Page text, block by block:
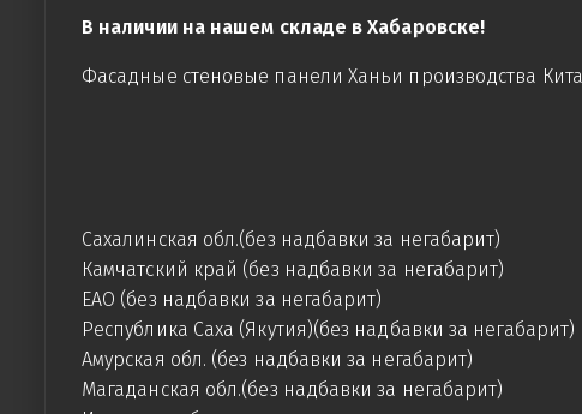
В наличии на нашем складе в Хабаровске!
Фасадные стеновые панели Ханьи производства
Сахалинская обл.(без надбавки за негабарит)
Камчатский край (без надбавки за негабарит)
ЕАО (без надбавки за негабарит)
Республика Саха (Якутия)(без надбавки за негабарит)
Амурская обл. (без надбавки за негабарит)
Магаданская обл.(без надбавки за негабарит)